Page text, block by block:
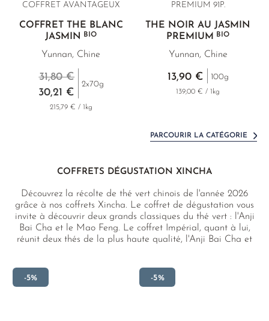
COFFRET AVANTAGEUX
COFFRET THÉ BLANC
JASMIN
BIO
Yunnan, Chine
30,21 €
31,80 €
2x70g
215,79 € / 1kg
PREMIUM 91P.
THÉ NOIR AU JASMIN
PREMIUM BIO
Yunnan, Chine
13,90 € 100g
139,00 € / 1kg
PARCOURIR LA CATÉGORIE
COFFRETS DÉGUSTATION XINCHA
Découvrez la récolte de thé vert chinois de l'année 2026
grâce à nos coffrets Xincha. Le coffret de dégustation vous
invite à découvrir deux grands classiques du thé vert : l'Anji
Bai Cha et le Mao Feng. Le coffret Impérial, quant à lui,
réunit deux thés de la plus haute qualité, l'Anji Bai Cha et
-5% -5%